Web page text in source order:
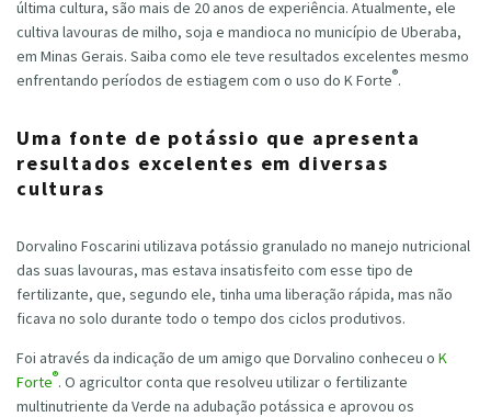
última cultura, são mais de 20 anos de experiência. Atualmente, ele
cultiva lavouras de milho, soja e mandioca no município de Uberaba,
em Minas Gerais. Saiba como ele teve resultados excelentes mesmo
enfrentando períodos de estiagem com o uso do K Forte®.
Uma fonte de potássio que apresenta
resultados excelentes em diversas
culturas
Dorvalino Foscarini utilizava potássio granulado no manejo nutricional
das suas lavouras, mas estava insatisfeito com esse tipo de
fertilizante, que, segundo ele, tinha uma liberação rápida, mas não
ficava no solo durante todo o tempo dos ciclos produtivos.
Foi através da indicação de um amigo que Dorvalino conheceu o K
Forte®. O agricultor conta que resolveu utilizar o fertilizante
multinutriente da Verde na adubação potássica e aprovou os